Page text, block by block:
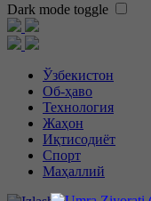
Dark mode toggle
Ўзбекистон
Об-ҳаво
Технология
Жаҳон
Иқтисодиёт
Спорт
Маҳаллий